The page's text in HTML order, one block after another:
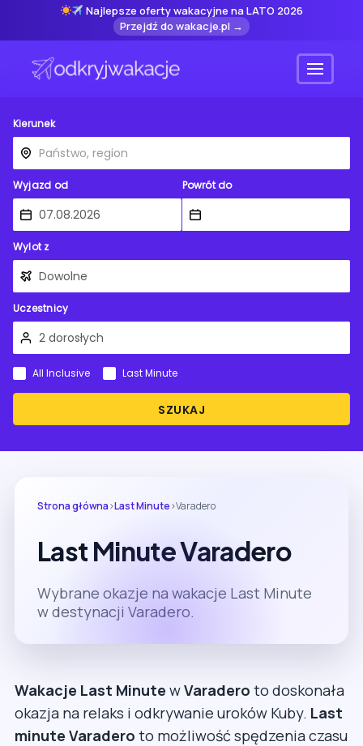
Najlepsze oferty wakacyjne na LATO 2026
Przejdź do wakacje.pl →
Menu
Kierunek
Wyjazd od Powrót do
Wylot z
Uczestnicy
SZUKAJ
All Inclusive Last Minute
Strona główna›Last Minute›Varadero
Last Minute Varadero
Wybrane okazje na wakacje Last Minute
w destynacji Varadero.
Wakacje Last Minute wVaradero to doskonała
okazja na relaks i odkrywanie uroków Kuby. Last
minute Varadero to możliwość spędzenia czasu